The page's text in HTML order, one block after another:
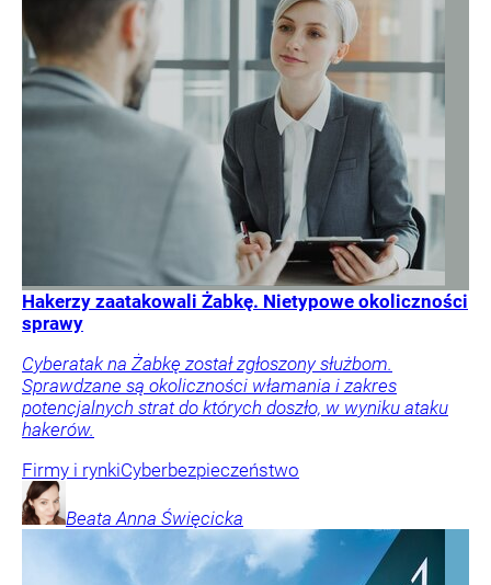
Hakerzy zaatakowali Żabkę. Nietypowe okoliczności
sprawy
Cyberatak na Żabkę został zgłoszony służbom.
Sprawdzane są okoliczności włamania i zakres
potencjalnych strat do których doszło, w wyniku ataku
hakerów.
Firmy i rynkiCyberbezpieczeństwo
Beata Anna Święcicka